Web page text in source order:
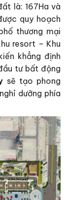
là: 167Ha và
quy hoạch
thương mại
resort – Khu
khẳng định
tư bất động
sẽ tạo phong
dưỡng phía